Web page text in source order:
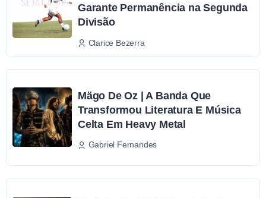
Garante Permanência na Segunda
Divisão
Clarice Bezerra
Mägo De Oz | A Banda Que
Transformou Literatura E Música
Celta Em Heavy Metal
Gabriel Fernandes